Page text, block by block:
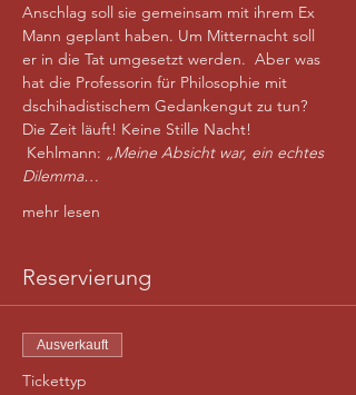
Anschlag soll sie gemeinsam mit ihrem Ex
Mann geplant haben. Um Mitternacht soll
er in die Tat umgesetzt werden.  Aber was
hat die Professorin für Philosophie mit
dschihadistischem Gedankengut zu tun?
Die Zeit läuft! Keine Stille Nacht!
Kehlmann: „Meine Absicht war, ein echtes
Dilemma…
mehr lesen
Reservierung
Ausverkauft
Tickettyp